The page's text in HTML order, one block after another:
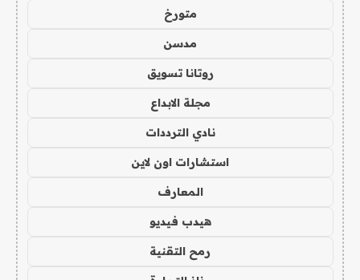
متورخ
مدسن
روتانا تسويق
مجلة الابداع
نادي الترددات
استشارات اون لاين
المعارف
هيدب فيديو
رمح التقنية